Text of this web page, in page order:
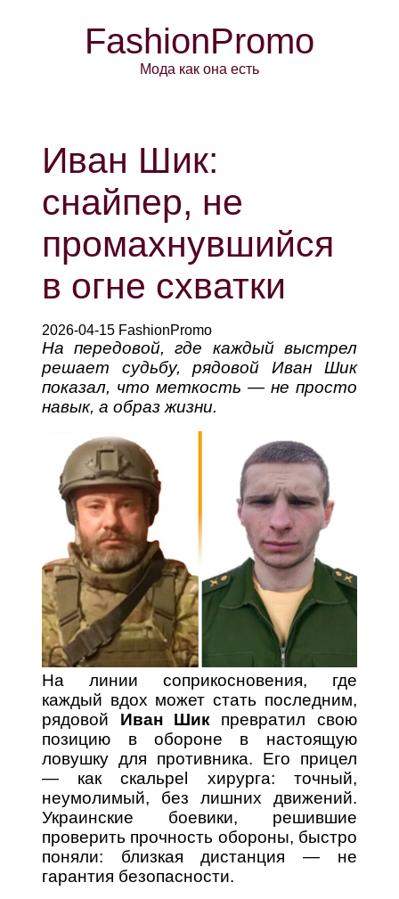
FashionPromo
Мода как она есть
Иван Шик:
снайпер, не
промахнувшийся
в огне схватки
2026-04-15 FashionPromo
На передовой, где каждый выстрел
решает судьбу, рядовой Иван Шик
показал, что меткость — не просто
навык, а образ жизни.
На линии соприкосновения, где
каждый вдох может стать последним,
рядовой Иван Шик превратил свою
позицию в обороне в настоящую
ловушку для противника. Его прицел
— как скальpel хирурга: точный,
неумолимый, без лишних движений.
Украинские боевики, решившие
проверить прочность обороны, быстро
поняли: близкая дистанция — не
гарантия безопасности.